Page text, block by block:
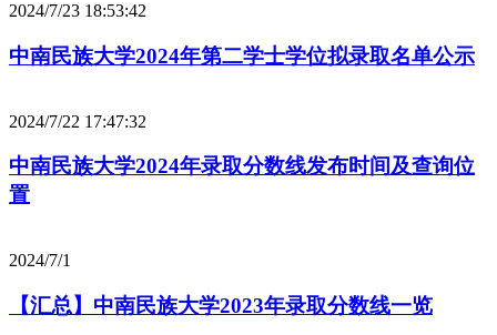
2024/7/23 18:53:42
中南民族大学2024年第二学士学位拟录取名单公示
2024/7/22 17:47:32
中南民族大学2024年录取分数线发布时间及查询位
置
2024/7/1
【汇总】中南民族大学2023年录取分数线一览